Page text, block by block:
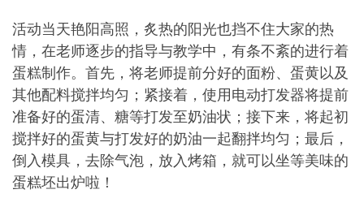
活动当天艳阳高照，炙热的阳光也挡不住大家的热
情，在老师逐步的指导与教学中，有条不紊的进行着
蛋糕制作。首先，将老师提前分好的面粉、蛋黄以及
其他配料搅拌均匀；紧接着，使用电动打发器将提前
准备好的蛋清、糖等打发至奶油状；接下来，将起初
搅拌好的蛋黄与打发好的奶油一起翻拌均匀；最后，
倒入模具，去除气泡，放入烤箱，就可以坐等美味的
蛋糕坯出炉啦！